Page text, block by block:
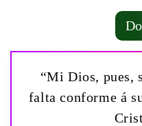
“Mi Dios, pues,
falta conforme á